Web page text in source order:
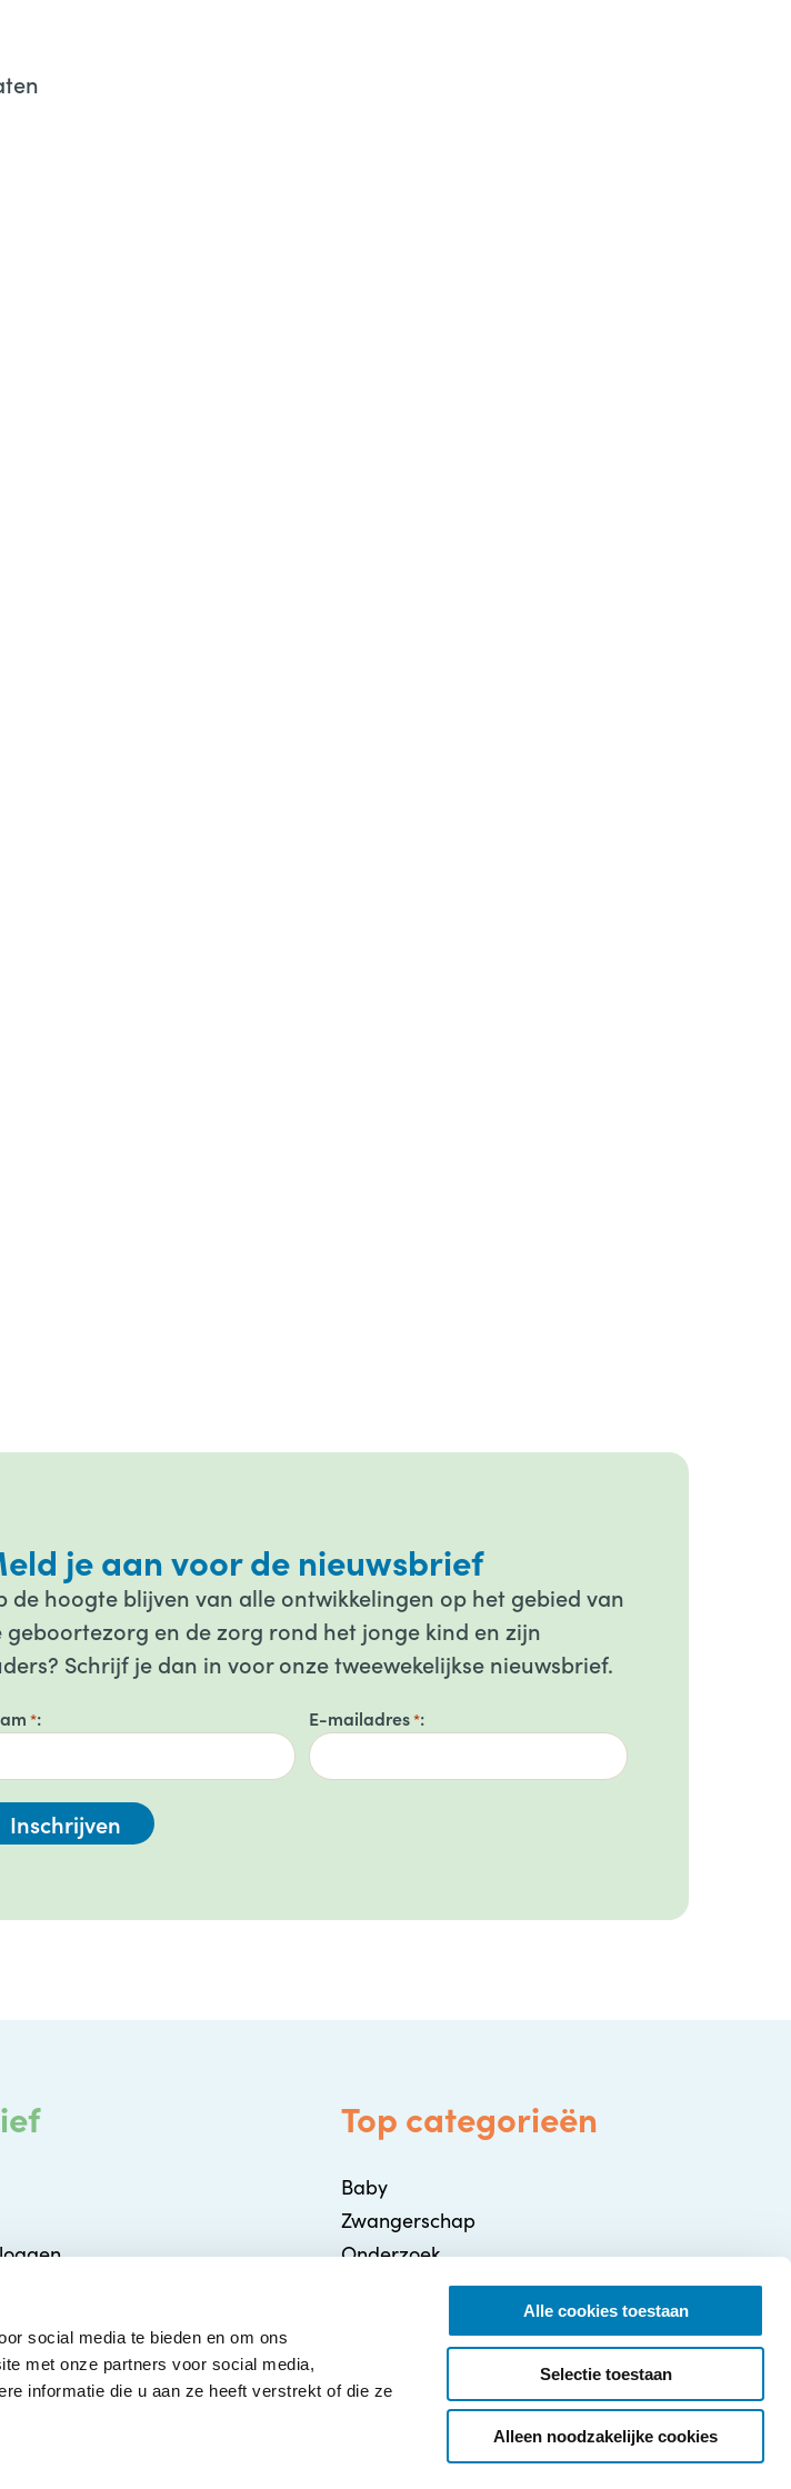
social media te bieden en om ons
met onze partners voor social media,
informatie die u aan ze heeft verstrekt of die ze
Alle cookies toestaan
Selectie toestaan
Alleen noodzakelijke cookies
je aan voor de nieuwsbrief
de hoogte blijven van alle ontwikkelingen op het gebied van
geboortezorg en de zorg rond het jonge kind en zijn
Schrijf je dan in voor onze tweewekelijkse nieuwsbrief.
* E-mailadres*
Top categorieën
Baby
Zwangerschap
Onderzoek
Gezondheid / Ziekte
Ouderschap